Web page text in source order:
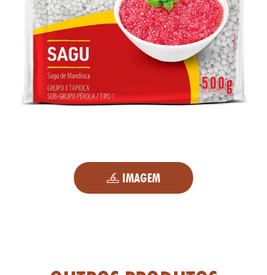
IMAGEM